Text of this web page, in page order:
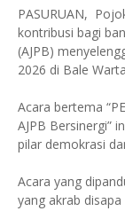
PASURUAN,
kontribusi bagi
(AJPB)
2026 di Bale
Acara bertema
AJPB Bersinergi”
pilar demokrasi
Acara yang
yang akrab